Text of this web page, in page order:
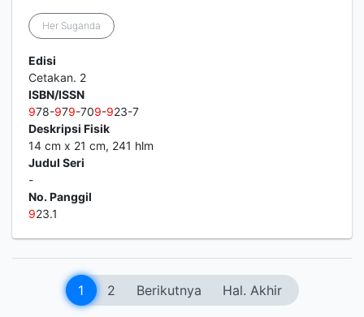
Her Suganda
Edisi
Cetakan. 2
ISBN/ISSN
978-979-709-923-7
Deskripsi Fisik
14 cm x 21 cm, 241 hlm
Judul Seri
-
No. Panggil
923.1
1 2 Berikutnya Hal. Akhir